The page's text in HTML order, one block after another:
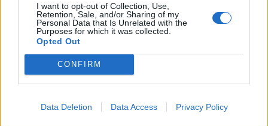
I want to opt-out of Collection, Use,
Retention, Sale, and/or Sharing of my
Personal Data that Is Unrelated with the
Purposes for which it was collected.
Opted Out
CONFIRM
Data Deletion Data Access Privacy Policy